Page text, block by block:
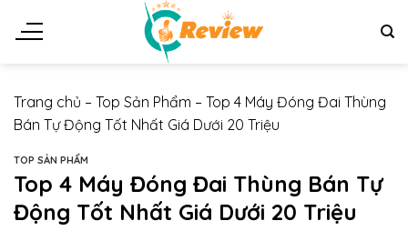
đến
Trang chủ – Top Sản Phẩm – Top 4 Máy Đóng Đai Thùng
Bán Tự Động Tốt Nhất Giá Dưới 20 Triệu
TOP SẢN PHẨM
Top 4 Máy Đóng Đai Thùng Bán Tự
Động Tốt Nhất Giá Dưới 20 Triệu